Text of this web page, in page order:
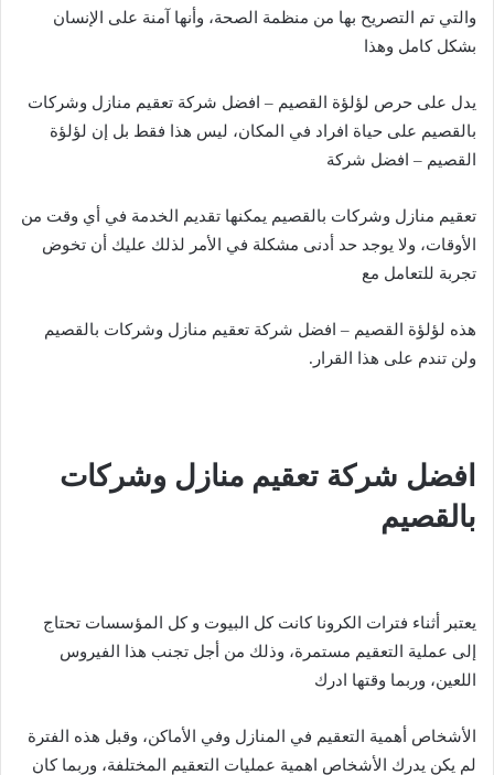
والتي تم التصريح بها من منظمة الصحة، وأنها آمنة على الإنسان
بشكل كامل وهذا
يدل على حرص لؤلؤة القصيم – افضل شركة تعقيم منازل وشركات
بالقصيم على حياة افراد في المكان، ليس هذا فقط بل إن لؤلؤة
القصيم – افضل شركة
تعقيم منازل وشركات بالقصيم يمكنها تقديم الخدمة في أي وقت من
الأوقات، ولا يوجد حد أدنى مشكلة في الأمر لذلك عليك أن تخوض
تجربة للتعامل مع
هذه لؤلؤة القصيم – افضل شركة تعقيم منازل وشركات بالقصيم
ولن تندم على هذا القرار.
افضل شركة تعقيم منازل وشركات
بالقصيم
يعتبر أثناء فترات الكرونا كانت كل البيوت و كل المؤسسات تحتاج
إلى عملية التعقيم مستمرة، وذلك من أجل تجنب هذا الفيروس
اللعين، وربما وقتها ادرك
الأشخاص أهمية التعقيم في المنازل وفي الأماكن، وقبل هذه الفترة
لم يكن يدرك الأشخاص اهمية عمليات التعقيم المختلفة، وربما كان